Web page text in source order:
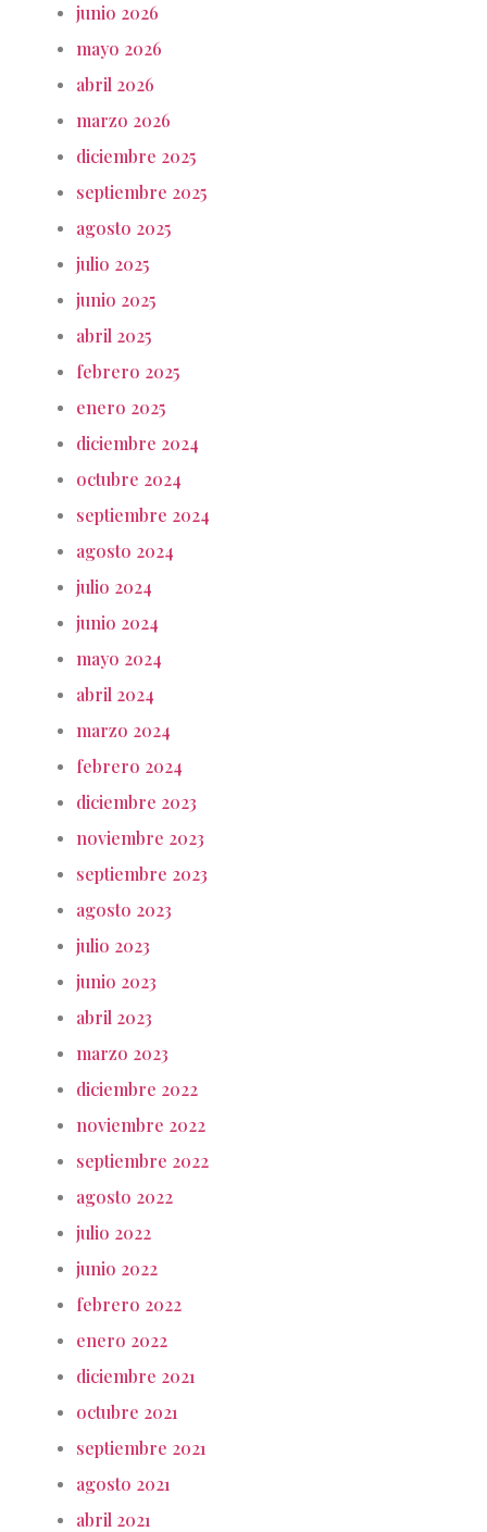
junio 2026
mayo 2026
abril 2026
marzo 2026
diciembre 2025
septiembre 2025
agosto 2025
julio 2025
junio 2025
abril 2025
febrero 2025
enero 2025
diciembre 2024
octubre 2024
septiembre 2024
agosto 2024
julio 2024
junio 2024
mayo 2024
abril 2024
marzo 2024
febrero 2024
diciembre 2023
noviembre 2023
septiembre 2023
agosto 2023
julio 2023
junio 2023
abril 2023
marzo 2023
diciembre 2022
noviembre 2022
septiembre 2022
agosto 2022
julio 2022
junio 2022
febrero 2022
enero 2022
diciembre 2021
octubre 2021
septiembre 2021
agosto 2021
abril 2021